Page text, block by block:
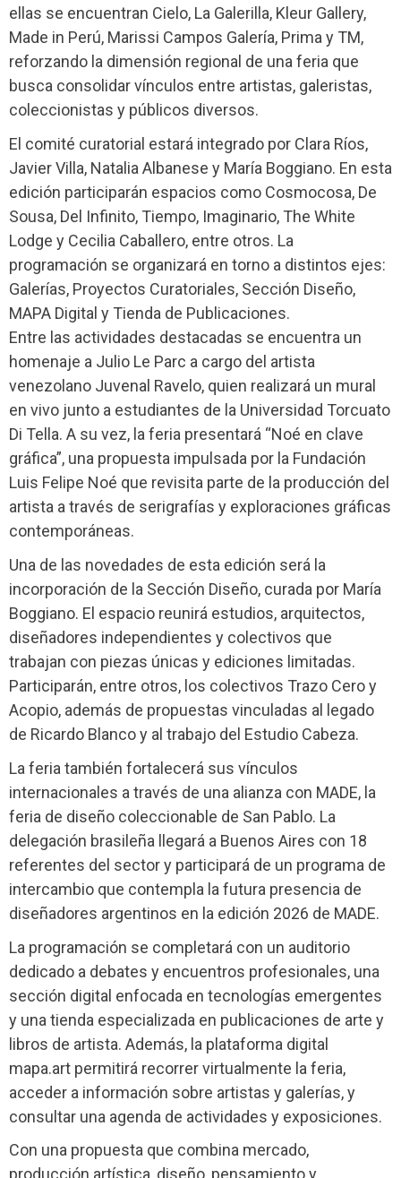
ellas se encuentran Cielo, La Galerilla, Kleur Gallery,
Made in Perú, Marissi Campos Galería, Prima y TM,
reforzando la dimensión regional de una feria que
busca consolidar vínculos entre artistas, galeristas,
coleccionistas y públicos diversos.
El comité curatorial estará integrado por Clara Ríos,
Javier Villa, Natalia Albanese y María Boggiano. En esta
edición participarán espacios como Cosmocosa, De
Sousa, Del Infinito, Tiempo, Imaginario, The White
Lodge y Cecilia Caballero, entre otros. La
programación se organizará en torno a distintos ejes:
Galerías, Proyectos Curatoriales, Sección Diseño,
MAPA Digital y Tienda de Publicaciones.
Entre las actividades destacadas se encuentra un
homenaje a Julio Le Parc a cargo del artista
venezolano Juvenal Ravelo, quien realizará un mural
en vivo junto a estudiantes de la Universidad Torcuato
Di Tella. A su vez, la feria presentará “Noé en clave
gráfica”, una propuesta impulsada por la Fundación
Luis Felipe Noé que revisita parte de la producción del
artista a través de serigrafías y exploraciones gráficas
contemporáneas.
Una de las novedades de esta edición será la
incorporación de la Sección Diseño, curada por María
Boggiano. El espacio reunirá estudios, arquitectos,
diseñadores independientes y colectivos que
trabajan con piezas únicas y ediciones limitadas.
Participarán, entre otros, los colectivos Trazo Cero y
Acopio, además de propuestas vinculadas al legado
de Ricardo Blanco y al trabajo del Estudio Cabeza.
La feria también fortalecerá sus vínculos
internacionales a través de una alianza con MADE, la
feria de diseño coleccionable de San Pablo. La
delegación brasileña llegará a Buenos Aires con 18
referentes del sector y participará de un programa de
intercambio que contempla la futura presencia de
diseñadores argentinos en la edición 2026 de MADE.
La programación se completará con un auditorio
dedicado a debates y encuentros profesionales, una
sección digital enfocada en tecnologías emergentes
y una tienda especializada en publicaciones de arte y
libros de artista. Además, la plataforma digital
mapa.art permitirá recorrer virtualmente la feria,
acceder a información sobre artistas y galerías, y
consultar una agenda de actividades y exposiciones.
Con una propuesta que combina mercado,